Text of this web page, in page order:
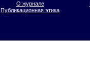
О журнале
Публикационная этика